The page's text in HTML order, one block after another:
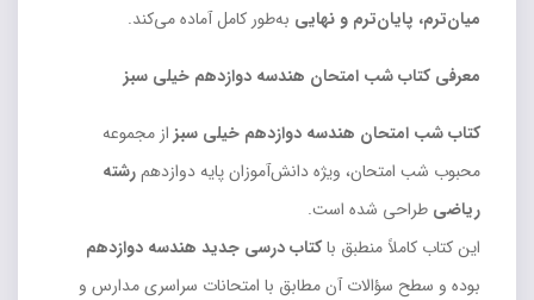
میان‌ترم، پایان‌ترم و نهایی به‌طور کامل آماده می‌کند.
معرفی کتاب شب امتحان هندسه دوازدهم خیلی سبز
کتاب شب امتحان هندسه دوازدهم خیلی سبز از مجموعه
محبوب شب امتحان، ویژه دانش‌آموزان پایه دوازدهمرشته
ریاضی طراحی شده است.
این کتاب کاملاً منطبق باکتاب درسی جدید هندسه دوازدهم
بوده و سطح سؤالات آن مطابق با امتحانات سراسری مدارس و